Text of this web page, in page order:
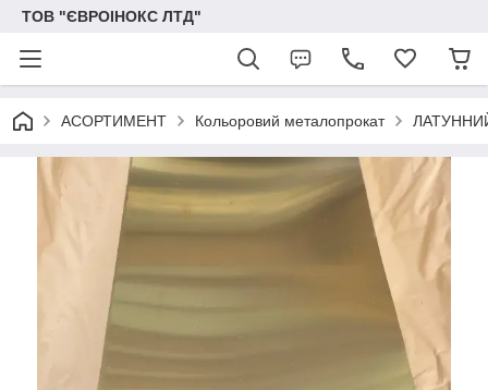
ТОВ "ЄВРОІНОКС ЛТД"
АСОРТИМЕНТ Кольоровий металопрокат